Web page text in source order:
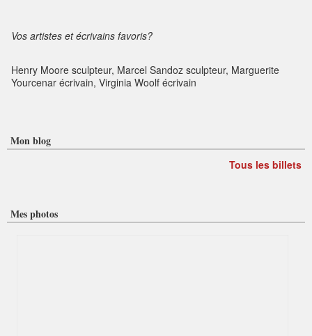
Vos artistes et écrivains favoris?
Henry Moore sculpteur, Marcel Sandoz sculpteur, Marguerite
Yourcenar écrivain, Virginia Woolf écrivain
Mon blog
Tous les billets
Mes photos